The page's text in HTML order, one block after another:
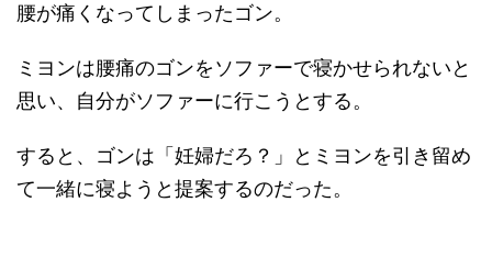
腰が痛くなってしまったゴン。
ミヨンは腰痛のゴンをソファーで寝かせられないと
思い、自分がソファーに行こうとする。
すると、ゴンは「妊婦だろ？」とミヨンを引き留め
て一緒に寝ようと提案するのだった。